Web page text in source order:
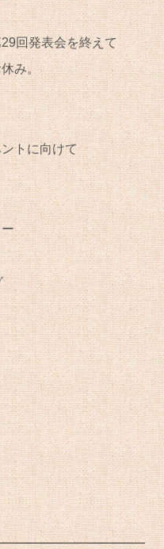
回発表会を終えて
み。
きました
トに向けて